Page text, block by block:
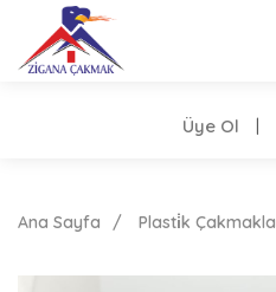
Üye Ol
Ana Sayfa Plasti̇k